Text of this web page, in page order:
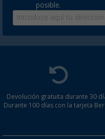
posible.
Devolución gratuita durante 30
Durante 100 días con la tarjeta